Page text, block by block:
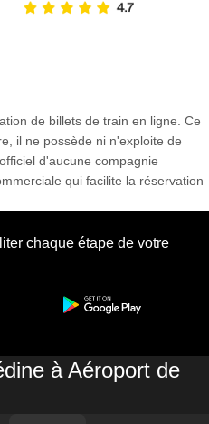
de billets de train en ligne. Ce
il ne possède ni n'exploite de
d'aucune compagnie
qui facilite la réservation
chaque étape de votre
à Aéroport de